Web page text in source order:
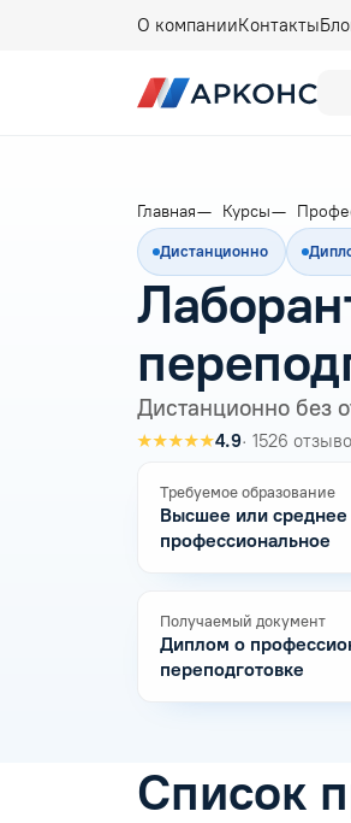
О компанииКонтакты
Главная Курсы
Дистанционно
Дистанционно без
★★★★★4.9· 1526
Требуемое образование
Высшее или среднее
профессиональное
Получаемый документ
Диплом о
переподготовке
Список